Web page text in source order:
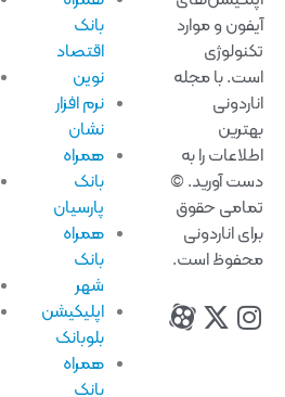
و موارد
با مجله
را به
آورید. ©
حقوق
اناردونی
است.
اقتصاد
نرم افزار
نشان
همراه
پارسیان
همراه
اپلیکیشن
بلوبانک
همراه
بازی
بازی